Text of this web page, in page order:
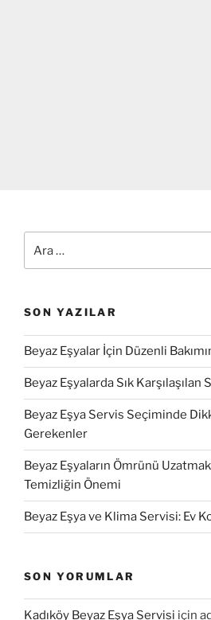
SON YAZILAR
Beyaz Eşyalar İçin Düzenli
Beyaz Eşyalarda Sık
Beyaz Eşya Servis Seçiminde
Gerekenler
Beyaz Eşyaların Ömrünü
Temizliğin Önemi
Beyaz Eşya ve Klima Servisi: Ev
SON YORUMLAR
Kadıköy Beyaz Eşya Servisi için